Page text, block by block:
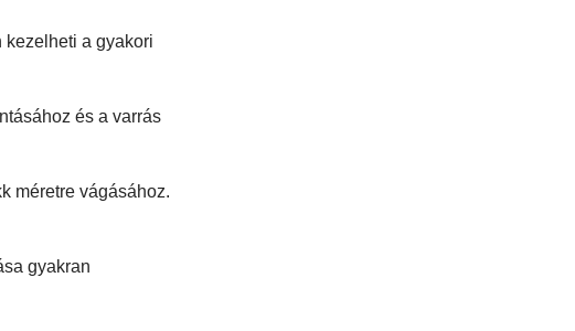
kezelheti a gyakori
és a varrás
méretre vágásához.
gyakran